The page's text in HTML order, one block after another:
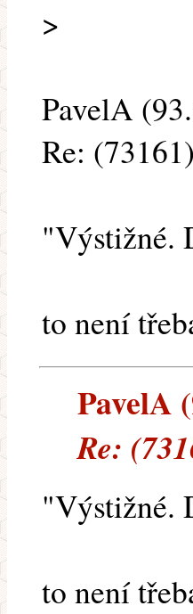
>
PavelA
Re:
"Výstižné.
to není
PavelA
Re:
"Výstižné.
to není